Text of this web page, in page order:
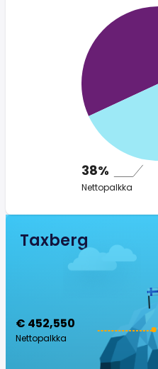
38%
Nettopalkka
Taxberg
€ 452,550
Nettopalkka